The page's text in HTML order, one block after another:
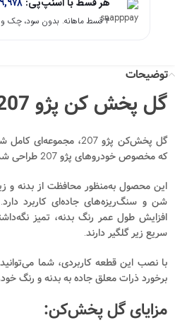
۴ قسط ماهانه. بدون سود، چک و ضامن.
توضیحات
گل پخش کن پژو 207 چهار عددی
گل پخش‌کن پژو 207،
که مخصوص خودروهای پژو 207 طراحی شده‌اند.
این محصول به‌منظور محافظت از بدنه و
شن و سنگ‌ریزه‌های جاده‌ای کاربرد
افزایش طول عمر رنگ بدنه، تمیز
سریع زیر گلگیر دارند.
با نصب این قطعه کاربردی، شما
برخورد ذرات معلق جاده به بدنه و رنگ
مزایای گل پخش‌کن: